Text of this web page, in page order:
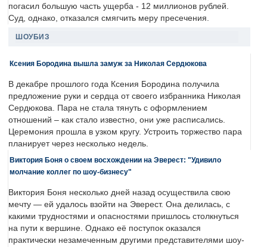
погасил большую часть ущерба - 12 миллионов рублей.
Суд, однако, отказался смягчить меру пресечения.
ШОУБИЗ
Ксения Бородина вышла замуж за Николая Сердюкова
В декабре прошлого года Ксения Бородина получила
предложение руки и сердца от своего избранника Николая
Сердюкова. Пара не стала тянуть с оформлением
отношений – как стало известно, они уже расписались.
Церемония прошла в узком кругу. Устроить торжество пара
планирует через несколько недель.
Виктория Боня о своем восхождении на Эверест: "Удивило
молчание коллег по шоу-бизнесу"
Виктория Боня несколько дней назад осуществила свою
мечту — ей удалось взойти на Эверест. Она делилась, с
какими трудностями и опасностями пришлось столкнуться
на пути к вершине. Однако её поступок оказался
практически незамеченным другими представителями шоу-